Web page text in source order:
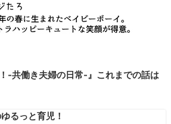
-共働き夫婦の日常-』これまでの話は
るっと育児！